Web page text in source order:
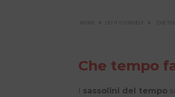
HOME » DO IT YOURSELF » CHE
Che tempo
I sassolini del tempo